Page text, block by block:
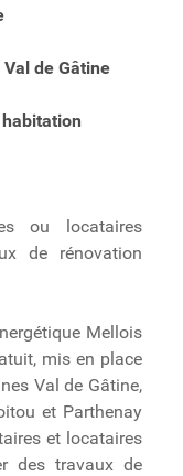
de Gâtine
ou locataires
de rénovation
Mellois
mis en place
Val de Gâtine,
et Parthenay
et locataires
des travaux de